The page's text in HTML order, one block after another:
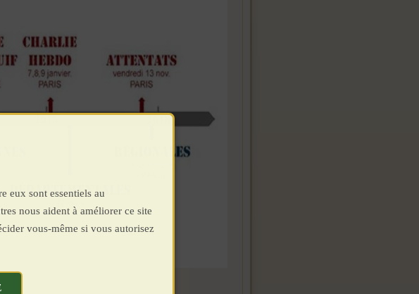
eux sont essentiels au
nous aident à améliorer ce site
vous-même si vous autorisez